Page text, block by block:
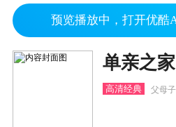
预览播放中，打开优酷
单亲之家
高清经典 父母